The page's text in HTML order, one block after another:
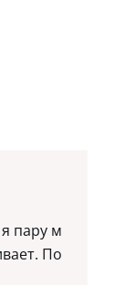
пару м
По